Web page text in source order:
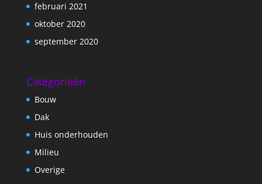
februari 2021
oktober 2020
september 2020
Categorieën
Bouw
Dak
Huis onderhouden
Milieu
Overige